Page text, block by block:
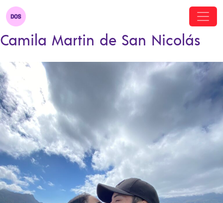
Camila Martin de San Nicolás